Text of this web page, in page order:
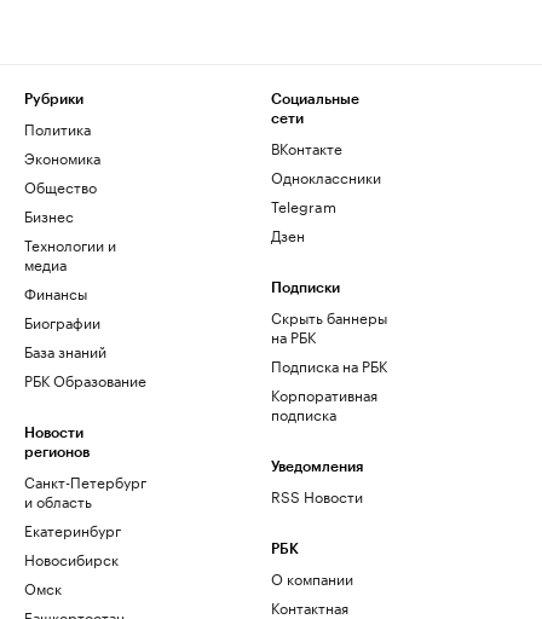
Рубрики
Политика
Экономика
Общество
Бизнес
Технологии и
медиа
Финансы
Биографии
База знаний
РБК Образование
Новости
регионов
Санкт-Петербург
и область
Екатеринбург
Новосибирск
Омск
Социальные
сети
ВКонтакте
Одноклассники
Telegram
Дзен
Подписки
Скрыть баннеры
на РБК
Подписка на РБК
Корпоративная
подписка
Уведомления
RSS Новости
РБК
О компании
Контактная